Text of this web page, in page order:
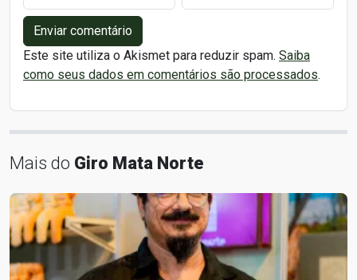
Enviar comentário
Este site utiliza o Akismet para reduzir spam. Saiba
como seus dados em comentários são processados.
Mais do Giro Mata Norte